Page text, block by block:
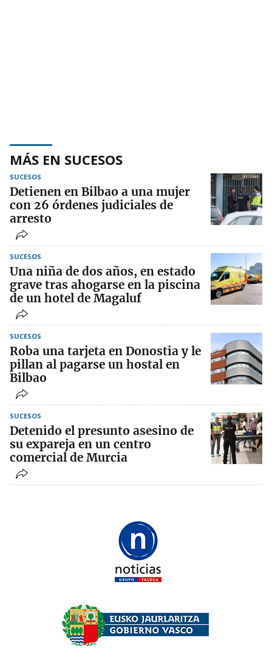
MÁS EN SUCESOS
SUCESOS
Detienen en Bilbao a una mujer
con 26 órdenes judiciales de
arresto
SUCESOS
Una niña de dos años, en estado
grave tras ahogarse en la piscina
de un hotel de Magaluf
SUCESOS
Roba una tarjeta en Donostia y le
pillan al pagarse un hostal en
Bilbao
SUCESOS
Detenido el presunto asesino de
su expareja en un centro
comercial de Murcia